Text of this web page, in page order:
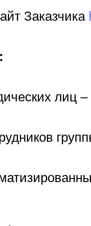
Заказчика
лиц –